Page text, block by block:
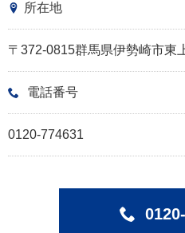
所在地
〒372-0815群馬県伊勢崎市東
電話番号
0120-774631